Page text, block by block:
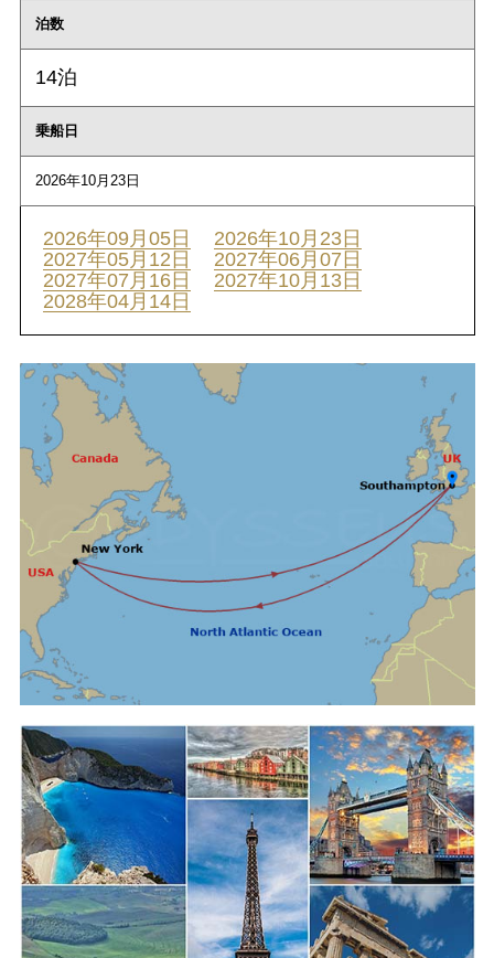
泊数
14泊
乗船日
2026年10月23日
2026年09月05日
2026年10月23日
2027年05月12日
2027年06月07日
2027年07月16日
2027年10月13日
2028年04月14日